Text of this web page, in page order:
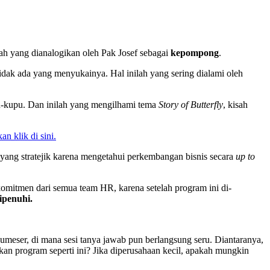
yang dianalogikan oleh Pak Josef sebagai kepompong.
ada yang menyukainya. Hal inilah yang sering dialami oleh
kupu. Dan inilah yang mengilhami tema Story of Butterfly, kisah
klik di sini.
stratejik karena mengetahui perkembangan bisnis secara up to
dari semua team HR, karena setelah program ini di-
di mana sesi tanya jawab pun berlangsung seru. Diantaranya,
program seperti ini? Jika diperusahaan kecil, apakah mungkin